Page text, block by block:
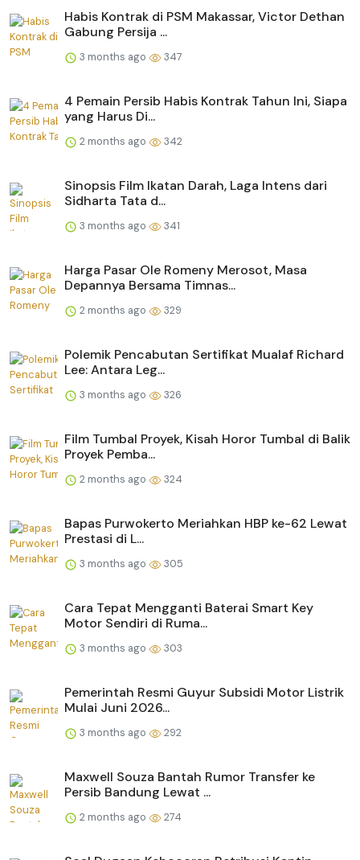
Habis Kontrak di PSM Makassar, Victor Dethan
Gabung Persija ...
3 months ago 347
4 Pemain Persib Habis Kontrak Tahun Ini, Siapa
yang Harus Di...
2 months ago 342
Sinopsis Film Ikatan Darah, Laga Intens dari
Sidharta Tata d...
3 months ago 341
Harga Pasar Ole Romeny Merosot, Masa
Depannya Bersama Timnas...
2 months ago 329
Polemik Pencabutan Sertifikat Mualaf Richard
Lee: Antara Leg...
3 months ago 326
Film Tumbal Proyek, Kisah Horor Tumbal di Balik
Proyek Pemba...
2 months ago 324
Bapas Purwokerto Meriahkan HBP ke-62 Lewat
Prestasi di L...
3 months ago 305
Cara Tepat Mengganti Baterai Smart Key
Motor Sendiri di Ruma...
3 months ago 303
Pemerintah Resmi Guyur Subsidi Motor Listrik
Mulai Juni 2026...
3 months ago 292
Maxwell Souza Bantah Rumor Transfer ke
Persib Bandung Lewat ...
2 months ago 274